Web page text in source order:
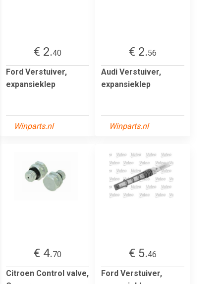
€ 2.40
Ford Verstuiver,
expansieklep
Winparts.nl
€ 2.56
Audi Verstuiver,
expansieklep
Winparts.nl
€ 4.70
Citroen Control valve,
€ 5.46
Ford Verstuiver,